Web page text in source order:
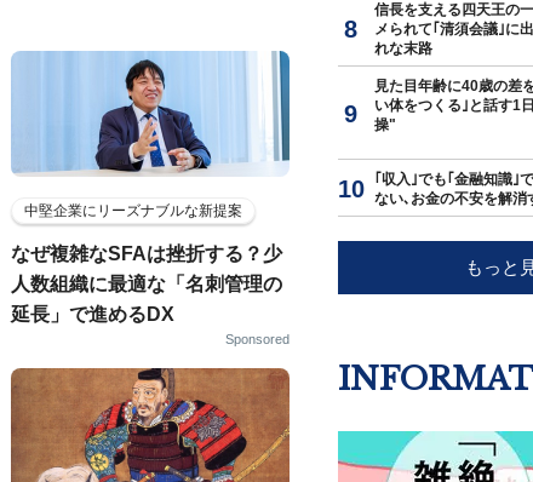
中堅企業にリーズナブルな新提案
なぜ複雑なSFAは挫折する？少
人数組織に最適な「名刺管理の
延長」で進めるDX
Sponsored
信長を支える四天王の
メられて｢清須会議｣に
れな末路
見た目年齢に40歳の差
い体をつくる｣と話す1
操"
｢収入｣でも｢金融知識｣
ない､お金の不安を解消
もっと